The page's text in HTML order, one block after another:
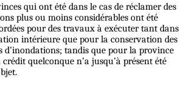
qui ont été dans le cas de réclamer des
plus ou moins considérables ont été
pour des travaux à exécuter tant dans
intérieure que pour la conservation des
d’inondations; tandis que pour la province
quelconque n’a jusqu’à présent été